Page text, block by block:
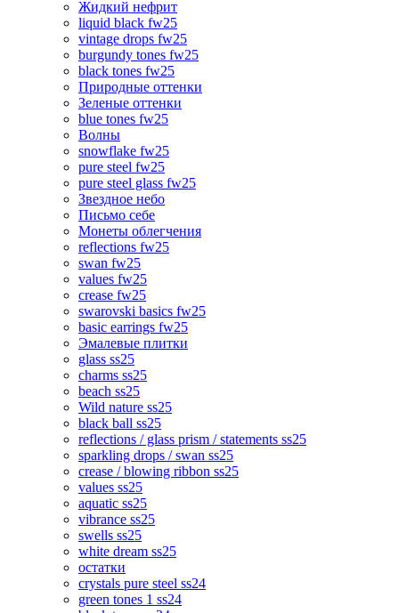
Жидкий нефрит
liquid black fw25
vintage drops fw25
burgundy tones fw25
black tones fw25
Природные оттенки
Зеленые оттенки
blue tones fw25
Волны
snowflake fw25
pure steel fw25
pure steel glass fw25
Звездное небо
Письмо себе
Монеты облегчения
reflections fw25
swan fw25
values fw25
crease fw25
swarovski basics fw25
basic earrings fw25
Эмалевые плитки
glass ss25
charms ss25
beach ss25
Wild nature ss25
black ball ss25
reflections / glass prism / statements ss25
sparkling drops / swan ss25
crease / blowing ribbon ss25
values ss25
aquatic ss25
vibrance ss25
swells ss25
white dream ss25
остатки
crystals pure steel ss24
green tones 1 ss24